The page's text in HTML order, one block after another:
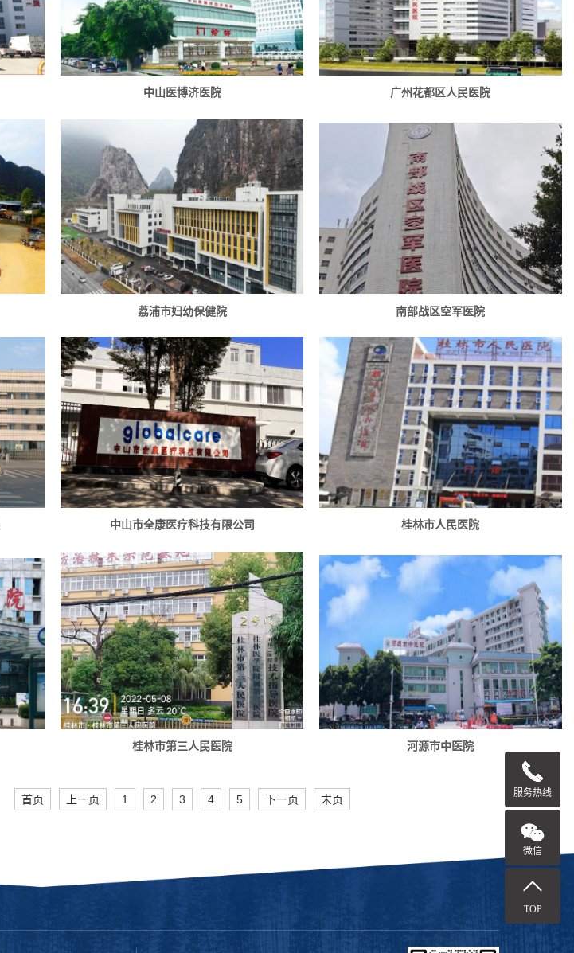
中山医博济医院 广州花都区人民医院
荔浦市妇幼保健院 南部战区空军医院
中山市全康医疗科技有限公司 桂林市人民医院
桂林市第三人民医院 河源市中医院
首页 上一页 1 2 3 4 5 下一页 末页
服务热线
微信
TOP